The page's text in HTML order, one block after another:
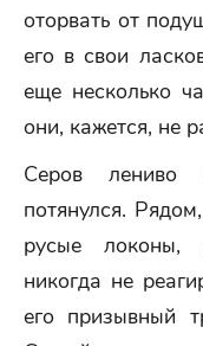
оторвать от
его в свои
еще несколько
они, кажется, не
Серов лениво
потянулся.
русые
никогда не
его призывный